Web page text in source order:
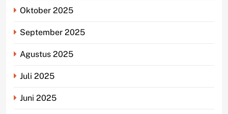
Oktober 2025
September 2025
Agustus 2025
Juli 2025
Juni 2025